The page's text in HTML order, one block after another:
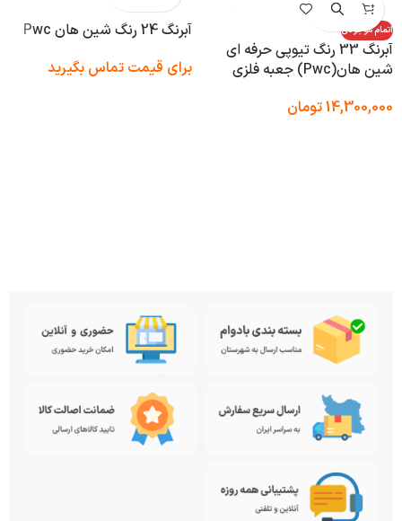
اتمام موجودی
آبرنگ 33 رنگ تیوپی حرفه ای
شین هان(Pwc) جعبه فلزی
14,300,000تومان
آبرنگ 24 رنگ شین هان Pwc
برای قیمت تماس بگیرید